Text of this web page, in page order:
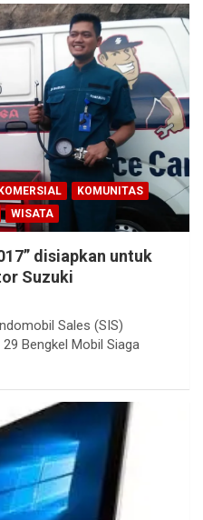
KOMUNITAS
WISATA
disiapkan untuk
Suzuki
Sales (SIS)
Bengkel Mobil Siaga